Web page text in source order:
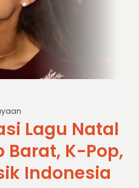
Lagu Natal
Barat, K-Pop,
Indonesia